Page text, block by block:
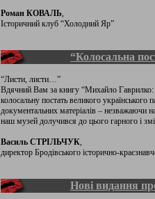
Роман КОВАЛЬ,
Історичний клуб “Холодний Яр”
“Колосальна
“Листи, листи…”
Вдячний Вам за книгу “Михайло Гаврилко:
колосальну постать великого українського
документальних матеріалів – незважаючи
наш музей долучився до цього гарного і
Василь СТРІЛЬЧУК,
директор Бродівського історично-
Нові видання